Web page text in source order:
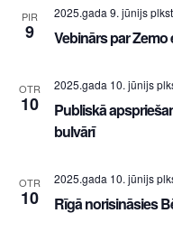
PIR
9
2025.gada 9. jūnijs
Vebinārs par
OTR
10
2025.gada 10. jūnijs
Publiskā
bulvārī
OTR
10
2025.gada 10. jūnijs
Rīgā norisināsies